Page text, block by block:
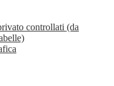
controllati (da